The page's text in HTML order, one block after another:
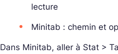
lecture
Minitab : chemin et
Dans Minitab, aller à Stat >